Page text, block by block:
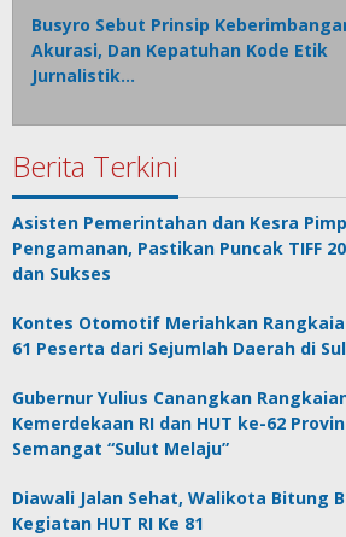
Busyro Sebut Prinsip
Akurasi, Dan Kepatuhan Kode Etik
Jurnalistik…
Berita Terkini
Asisten Pemerintahan dan Kesra
Pengamanan, Pastikan Puncak TIFF
dan Sukses
Kontes Otomotif Meriahkan
61 Peserta dari Sejumlah Daerah di
Gubernur Yulius Canangkan
Kemerdekaan RI dan HUT ke-62
Semangat “Sulut Melaju”
Diawali Jalan Sehat, Walikota Bitung
Kegiatan HUT RI Ke 81